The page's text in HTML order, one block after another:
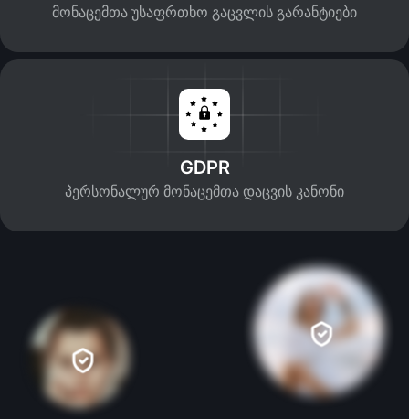
მონაცემთა უსაფრთხო გაცვლის გარანტიები
GDPR
პერსონალურ მონაცემთა დაცვის კანონი